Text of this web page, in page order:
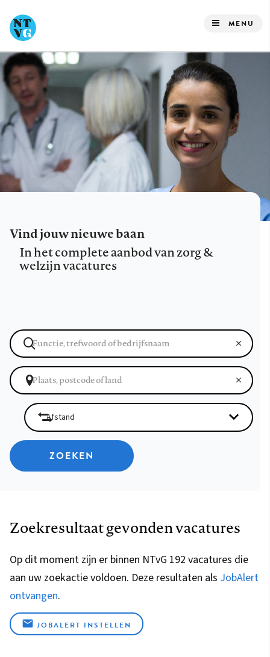
naar
de
inhoud
gaan
MENU
Vind jouw nieuwe baan
In het complete aanbod van zorg &
welzijn vacatures
ZOEKEN
Zoekresultaat gevonden vacatures
Op dit moment zijn er binnen NTvG 192 vacatures die
aan uw zoekactie voldoen. Deze resultaten als JobAlert
ontvangen.
JOBALERT INSTELLEN